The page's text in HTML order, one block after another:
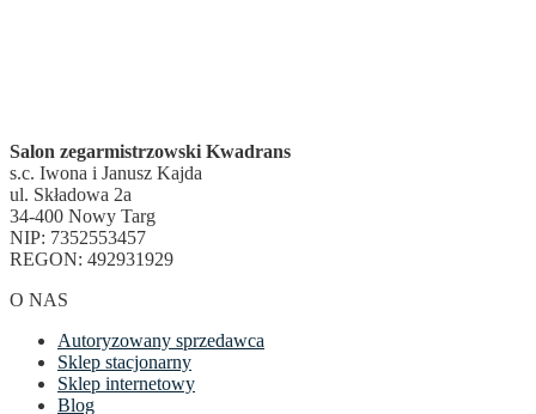
Salon zegarmistrzowski Kwadrans
s.c. Iwona i Janusz Kajda
ul. Składowa 2a
34-400 Nowy Targ
NIP: 7352553457
REGON: 492931929
O NAS
Autoryzowany sprzedawca
Sklep stacjonarny
Sklep internetowy
Blog